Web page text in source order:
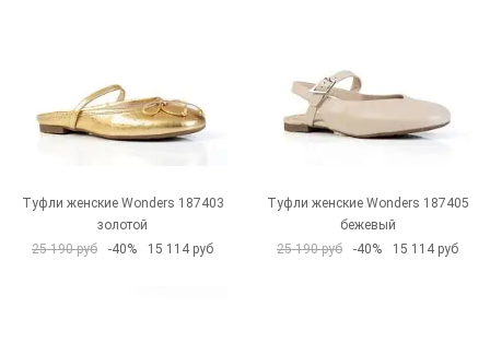
Туфли женские Wonders 187403
золотой
25 190 руб
-40% 15 114 руб
Туфли женские Wonders 187405
бежевый
25 190 руб
-40% 15 114 руб